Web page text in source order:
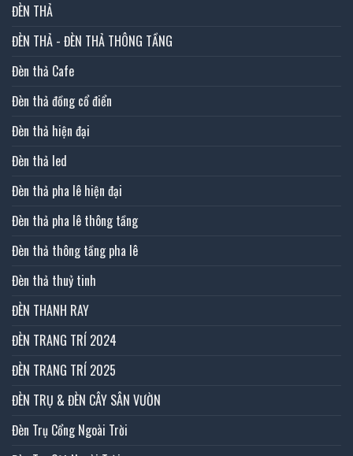
ĐÈN THẢ
ĐÈN THẢ - ĐÈN THẢ THÔNG TẦNG
Đèn thả Cafe
Đèn thả đồng cổ điển
Đèn thả hiện đại
Đèn thả led
Đèn thả pha lê hiện đại
Đèn thả pha lê thông tầng
Đèn thả thông tầng pha lê
Đèn thả thuỷ tinh
ĐÈN THANH RAY
ĐÈN TRANG TRÍ 2024
ĐÈN TRANG TRÍ 2025
ĐÈN TRỤ & ĐÈN CÂY SÂN VƯỜN
Đèn Trụ Cổng Ngoài Trời